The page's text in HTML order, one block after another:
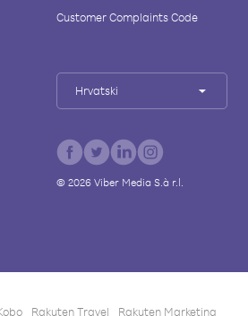
Customer Complaints Code
Hrvatski
© 2026Viber Media S.à r.l.
Rakuten Travel Rakuten Marketing